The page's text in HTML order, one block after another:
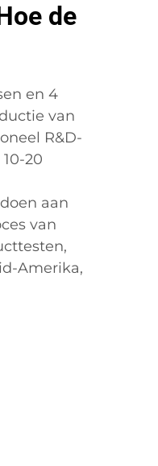
de
en 4
van
R&D-
20
aan
van
Amerika,